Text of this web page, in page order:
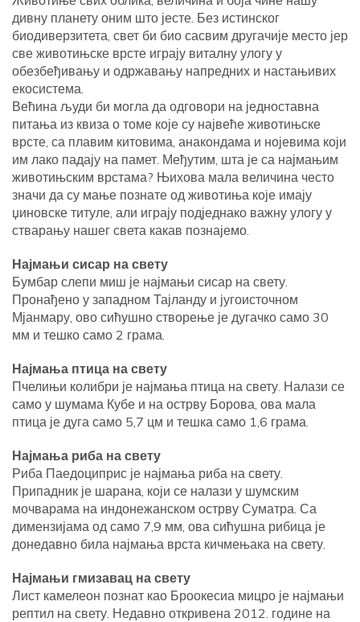
дивну планету оним што јесте. Без истинског
биодиверзитета, свет би био сасвим другачије место јер
све животињске врсте играју виталну улогу у
обезбеђивању и одржавању напредних и настањивих
екосистема.
Већина људи би могла да одговори на једноставна
питања из квиза о томе које су највеће животињске
врсте, са плавим китовима, анакондама и нојевима који
им лако падају на памет. Међутим, шта је са најмањим
животињским врстама? Њихова мала величина често
значи да су мање познате од животиња које имају
џиновске титуле, али играју подједнако важну улогу у
стварању нашег света какав познајемо.
Најмањи сисар на свету
Бумбар слепи миш је најмањи сисар на свету.
Пронађено у западном Тајланду и југоисточном
Мјанмару, ово сићушно створење је дугачко само 30
мм и тешко само 2 грама.
Најмања птица на свету
Пчелињи колибри је најмања птица на свету. Налази се
само у шумама Кубе и на острву Борова, ова мала
птица је дуга само 5,7 цм и тешка само 1,6 грама.
Најмања риба на свету
Риба Паедоциприс је најмања риба на свету.
Припадник је шарана, који се налази у шумским
мочварама на индонежанском острву Суматра. Са
димензијама од само 7,9 мм, ова сићушна рибица је
донедавно била најмања врста кичмењака на свету.
Најмањи гмизавац на свету
Лист камелеон познат као Броокесиа мицро је најмањи
рептил на свету. Недавно откривена 2012. године на